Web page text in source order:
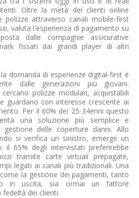
Oltre la metà dei clienti online
polizze attraverso canali mobile-first
valuta l'esperienza di pagamento su
dalle compagnie assicurative
fissati dai grandi player di altri
domanda di esperienze digital-first è
dalle generazioni più giovani.
polizze modulari, acquistabili
guardano con interesse crescente ai
Per il 60% dei 25-34enni questo
una soluzione più semplice e
delle coperture danni. Allo
si verifica un sinistro, emerge un
il 65% degli intervistati preferirebbe
tramite carte virtuali prepagate,
legati ai canali più tradizionali. Una
la gestione dei pagamenti, tanto
in uscita, sia ormai un fattore
dei clienti.